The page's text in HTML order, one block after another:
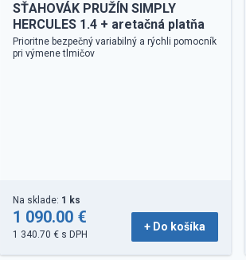
SŤAHOVÁK PRUŽÍN SIMPLY
HERCULES 1.4 + aretačná platňa
Prioritne bezpečný variabilný a rýchli pomocník
pri výmene tlmičov
Na sklade: 1 ks
1 090.00 €
1 340.70 € s DPH
+ Do košíka